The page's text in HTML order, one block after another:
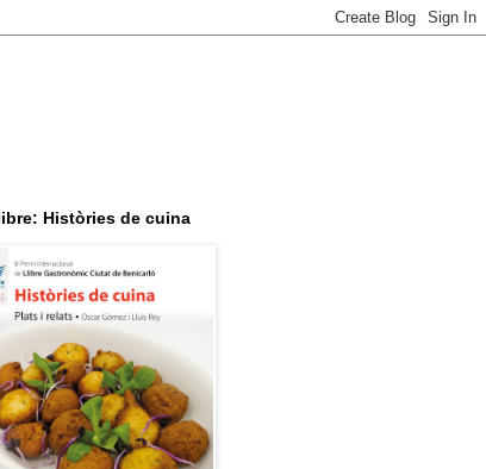
Històries de cuina